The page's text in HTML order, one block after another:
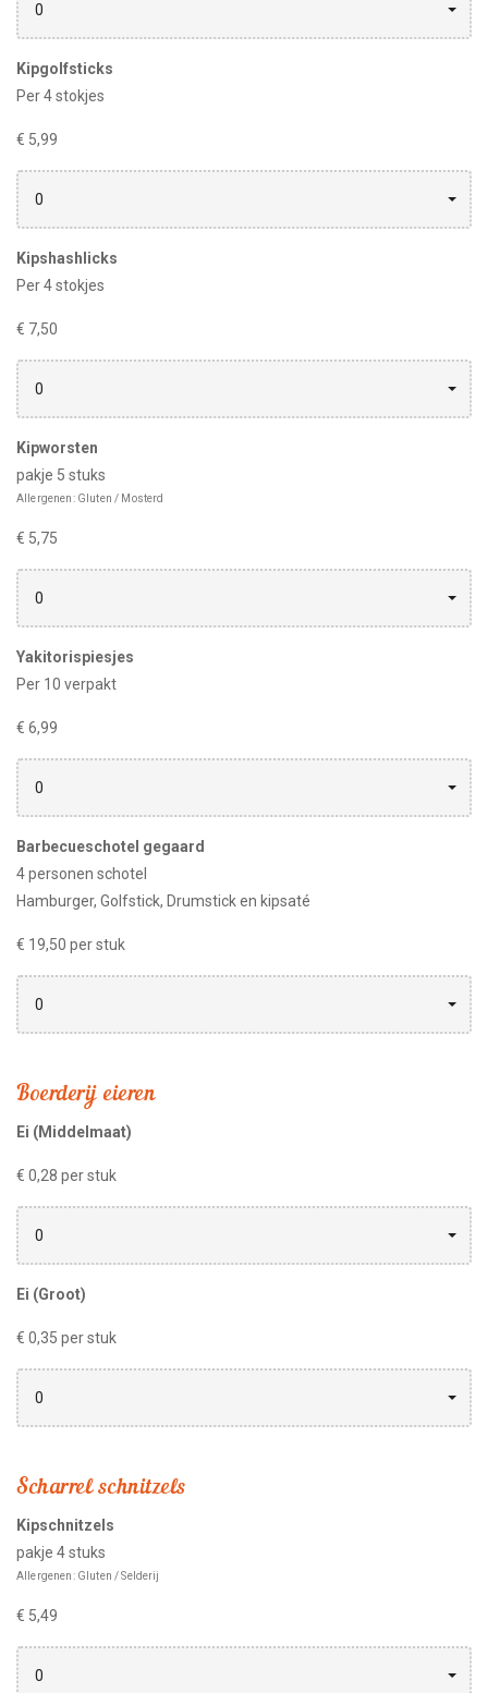
0
Kipgolfsticks
Per 4 stokjes
€ 5,99
0
Kipshashlicks
Per 4 stokjes
€ 7,50
0
Kipworsten
pakje 5 stuks
Allergenen: Gluten / Mosterd
€ 5,75
0
Yakitorispiesjes
Per 10 verpakt
€ 6,99
0
Barbecueschotel gegaard
4 personen schotel
Hamburger, Golfstick, Drumstick en kipsaté
€ 19,50 per stuk
0
Boerderij eieren
Ei (Middelmaat)
€ 0,28 per stuk
0
Ei (Groot)
€ 0,35 per stuk
0
Scharrel schnitzels
Kipschnitzels
pakje 4 stuks
Allergenen: Gluten / Selderij
€ 5,49
0